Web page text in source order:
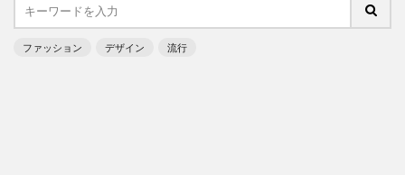
ファッション デザイン 流行